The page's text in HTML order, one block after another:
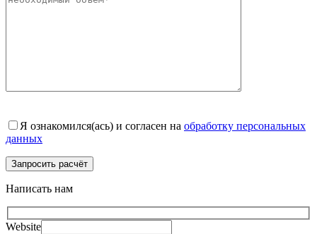
Я ознакомился(ась) и согласен на обработку персональных
данных
Написать нам
Website